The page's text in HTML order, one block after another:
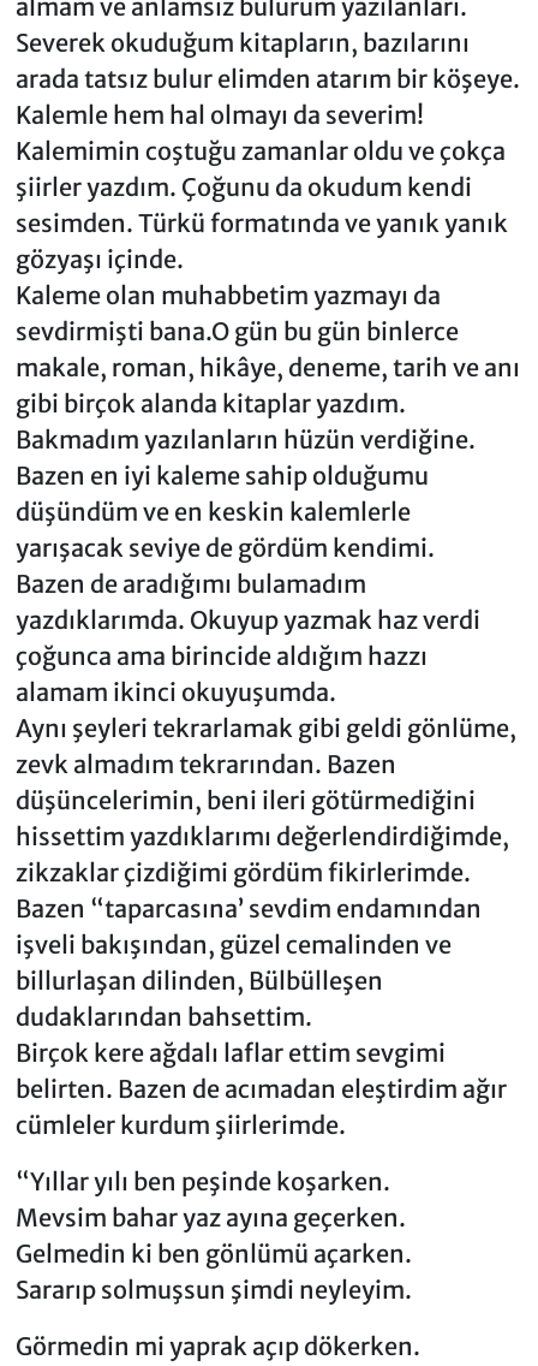
almam ve anlamsız bulurum yazılanları.
Severek okuduğum kitapların, bazılarını
arada tatsız bulur elimden atarım bir köşeye.
Kalemle hem hal olmayı da severim!
Kalemimin coştuğu zamanlar oldu ve çokça
şiirler yazdım. Çoğunu da okudum kendi
sesimden. Türkü formatında ve yanık yanık
gözyaşı içinde.
Kaleme olan muhabbetim yazmayı da
sevdirmişti bana.O gün bu gün binlerce
makale, roman, hikâye, deneme, tarih ve anı
gibi birçok alanda kitaplar yazdım.
Bakmadım yazılanların hüzün verdiğine.
Bazen en iyi kaleme sahip olduğumu
düşündüm ve en keskin kalemlerle
yarışacak seviye de gördüm kendimi.
Bazen de aradığımı bulamadım
yazdıklarımda. Okuyup yazmak haz verdi
çoğunca ama birincide aldığım hazzı
alamam ikinci okuyuşumda.
Aynı şeyleri tekrarlamak gibi geldi gönlüme,
zevk almadım tekrarından. Bazen
düşüncelerimin, beni ileri götürmediğini
hissettim yazdıklarımı değerlendirdiğimde,
zikzaklar çizdiğimi gördüm fikirlerimde.
Bazen “taparcasına’ sevdim endamından
işveli bakışından, güzel cemalinden ve
billurlaşan dilinden, Bülbülleşen
dudaklarından bahsettim.
Birçok kere ağdalı laflar ettim sevgimi
belirten. Bazen de acımadan eleştirdim ağır
cümleler kurdum şiirlerimde.
“Yıllar yılı ben peşinde koşarken.
Mevsim bahar yaz ayına geçerken.
Gelmedin ki ben gönlümü açarken.
Sararıp solmuşsun şimdi neyleyim.
Görmedin mi yaprak açıp dökerken.